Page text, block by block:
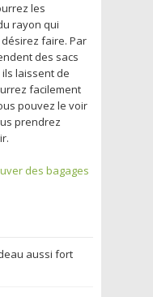
les
rayon qui
faire. Par
des sacs
laissent de
facilement
pouvez le voir
prendrez
des bagages
aussi fort